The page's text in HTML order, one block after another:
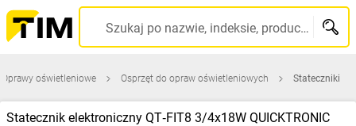
Szukaj po nazwie, indeksie, producencie, kodzie kreskowym...
Oprawy oświetleniowe Osprzęt do opraw oświetleniowych Stateczniki
Statecznik elektroniczny QT‑FIT8 3/4x18W QUICKTRONIC